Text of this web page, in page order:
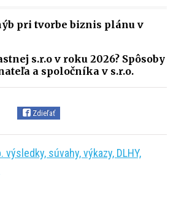
pri tvorbe biznis plánu v
s.r.o v roku 2026? Spôsoby
a spoločníka v s.r.o.
Zdieľať
výsledky, súvahy, výkazy, DLHY,